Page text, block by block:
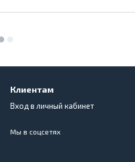
Клиентам
Вход в личный кабинет
Мы в соцсетях